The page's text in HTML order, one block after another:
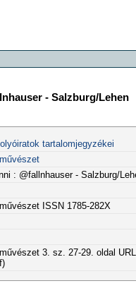
- Salzburg/Lehen
tartalomjegyzékei
: @fallnhauser - Salzburg/
ISSN 1785-282X
3. sz. 27-29. oldal